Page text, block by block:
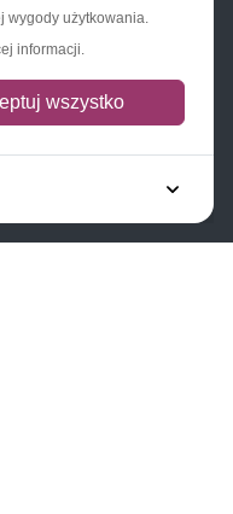
do newslettera
wygody użytkowania.
informacji.
wszystko